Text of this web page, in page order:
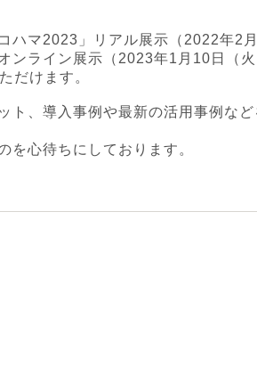
ハマ2023」リアル展示（2022年2
ンライン展示（2023年1月10日（
だけます。
ト、導入事例や最新の活用事例など
を心待ちにしております。